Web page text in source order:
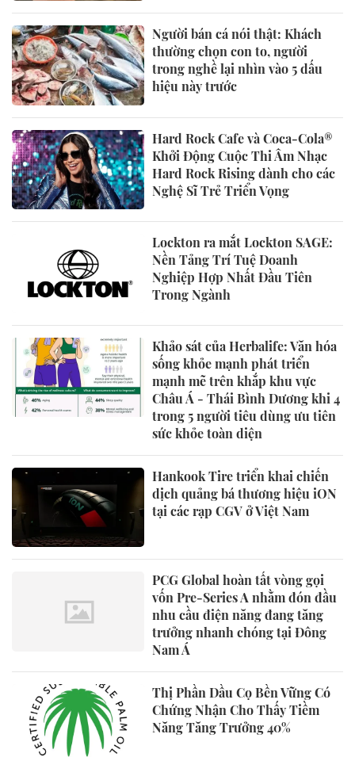
Người bán cá nói thật: Khách
thường chọn con to, người
trong nghề lại nhìn vào 5 dấu
hiệu này trước
Hard Rock Cafe và Coca-Cola®
Khởi Động Cuộc Thi Âm Nhạc
Hard Rock Rising dành cho các
Nghệ Sĩ Trẻ Triển Vọng
Lockton ra mắt Lockton SAGE:
Nền Tảng Trí Tuệ Doanh
Nghiệp Hợp Nhất Đầu Tiên
Trong Ngành
Khảo sát của Herbalife: Văn hóa
sống khỏe mạnh phát triển
mạnh mẽ trên khắp khu vực
Châu Á - Thái Bình Dương khi 4
trong 5 người tiêu dùng ưu tiên
sức khỏe toàn diện
Hankook Tire triển khai chiến
dịch quảng bá thương hiệu iON
tại các rạp CGV ở Việt Nam
PCG Global hoàn tất vòng gọi
vốn Pre-Series A nhằm đón đầu
nhu cầu điện năng đang tăng
trưởng nhanh chóng tại Đông
Nam Á
Thị Phần Dầu Cọ Bền Vững Có
Chứng Nhận Cho Thấy Tiềm
Năng Tăng Trưởng 40%